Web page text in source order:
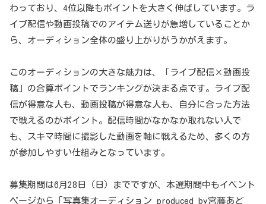
わっており、4位以降もポイントを大きく伸ばしています。ラ
イブ配信や動画投稿でのアイテム送りが急増していることか
ら、オーディション全体の盛り上がりがうかがえます。
このオーディションの大きな魅力は、「ライブ配信×動画投
稿」の合算ポイントでランキングが決まる点です。ライブ配
信が得意な人も、動画投稿が得意な人も、自分に合った方法
で戦えるのがポイント。配信時間がなかなか取れない人で
も、スキマ時間に撮影した動画を軸に戦えるため、多くの方
が参加しやすい仕組みとなっています。
募集期間は6月28日（日）までですが、本選期間中もイベント
ページから「写真集オーディション produced by宮藤あど